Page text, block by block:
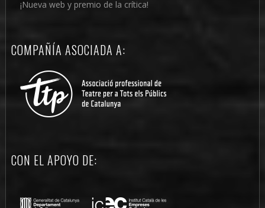
¡Nueva web y premio de la crítica!
COMPAÑÍA ASOCIADA A:
CON EL APOYO DE: